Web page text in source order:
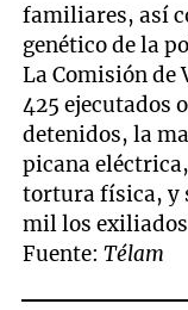
familiares, así
genético de la
La Comisión de
425 ejecutados
detenidos, la
picana
tortura física, y
mil los
Fuente:Télam